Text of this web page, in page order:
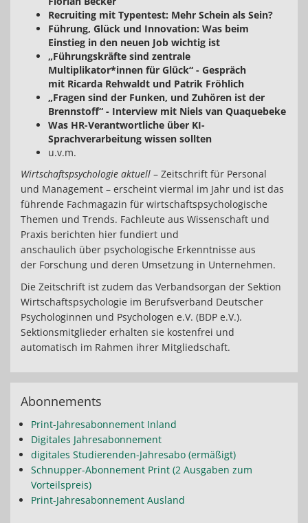
Recruiting mit Typentest: Mehr Schein als Sein?
Führung, Glück und Innovation: Was beim
Einstieg in den neuen Job wichtig ist
„Führungskräfte sind zentrale
Multiplikator*innen für Glück“ - Gespräch
mit Ricarda Rehwaldt und Patrik Fröhlich
„Fragen sind der Funken, und Zuhören ist der
Brennstoff“ - Interview mit Niels van Quaquebeke
Was HR-Verantwortliche über KI-
Sprachverarbeitung wissen sollten
u.v.m.
Wirtschaftspsychologie aktuell – Zeitschrift für Personal
und Management – erscheint viermal im Jahr und ist das
führende Fachmagazin für wirtschaftspsychologische
Themen und Trends. Fachleute aus Wissenschaft und
Praxis berichten hier fundiert und
anschaulich über psychologische Erkenntnisse aus
der Forschung und deren Umsetzung in Unternehmen.
Die Zeitschrift ist zudem das Verbandsorgan der Sektion
Wirtschaftspsychologie im Berufsverband Deutscher
Psychologinnen und Psychologen e.V. (BDP e.V.).
Sektionsmitglieder erhalten sie kostenfrei und
automatisch im Rahmen ihrer Mitgliedschaft.
Abonnements
Print-Jahresabonnement Inland
Digitales Jahresabonnement
digitales Studierenden-Jahresabo (ermäßigt)
Schnupper-Abonnement Print (2 Ausgaben zum
Vorteilspreis)
Print-Jahresabonnement Ausland